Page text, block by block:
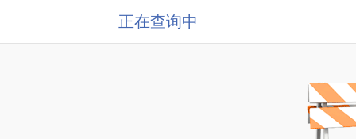
正在查询中